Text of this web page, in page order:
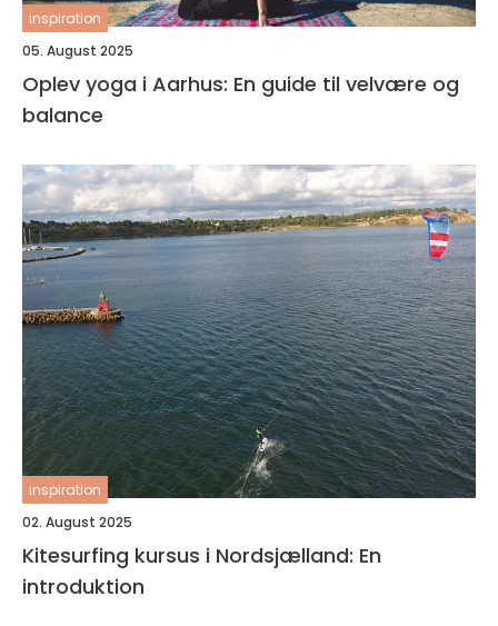
inspiration
05. August 2025
Oplev yoga i Aarhus: En guide til velvære og
balance
inspiration
02. August 2025
Kitesurfing kursus i Nordsjælland: En
introduktion